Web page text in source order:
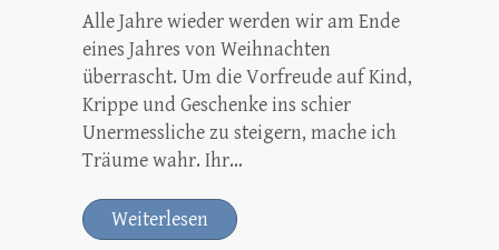
Alle Jahre wieder werden wir am Ende
eines Jahres von Weihnachten
überrascht. Um die Vorfreude auf Kind,
Krippe und Geschenke ins schier
Unermessliche zu steigern, mache ich
Träume wahr. Ihr…
Weiterlesen